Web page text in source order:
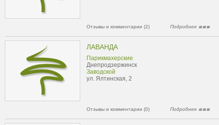
Отзывы и комментарии (2) Подробнее
ЛАВАНДА
Парикмахерские
Днепродзержинск
Заводской
ул. Ялтинская, 2
Отзывы и комментарии (0) Подробнее